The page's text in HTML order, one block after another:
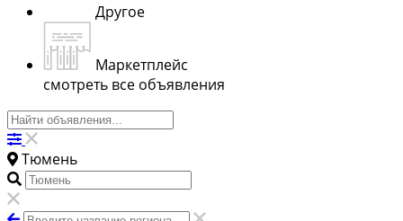
Другое
Маркетплейс
смотреть все объявления
Тюмень